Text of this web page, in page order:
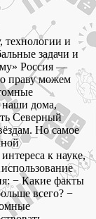
технологии и
задачи и
Россия —
праву можем
наши дома,
Северный
Но самое
к науке,
− Какие факты
всего? −